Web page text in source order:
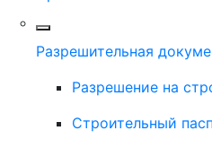
Разрешительная
Разрешение на
Строительный